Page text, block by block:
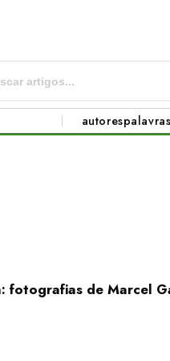
autores
fotografias de Marcel